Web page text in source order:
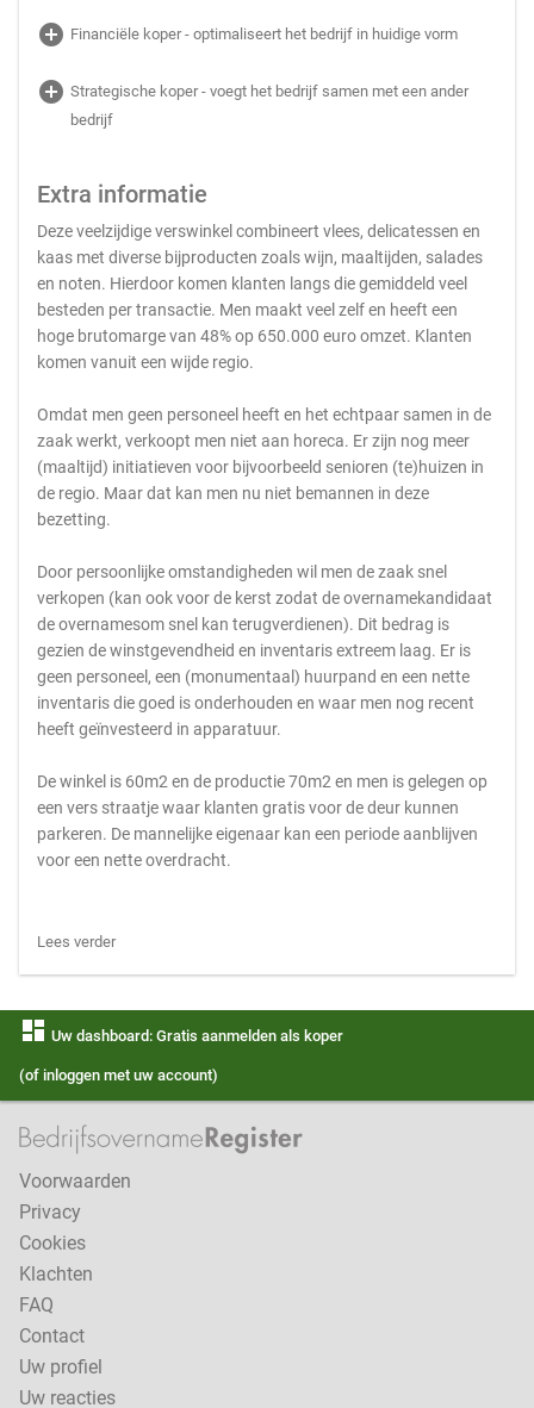
add_circle Financiële koper - optimaliseert het bedrijf in huidige vorm
add_circle Strategische koper - voegt het bedrijf samen met een ander
bedrijf
Extra informatie
Deze veelzijdige verswinkel combineert vlees, delicatessen en
kaas met diverse bijproducten zoals wijn, maaltijden, salades
en noten. Hierdoor komen klanten langs die gemiddeld veel
besteden per transactie. Men maakt veel zelf en heeft een
hoge brutomarge van 48% op 650.000 euro omzet. Klanten
komen vanuit een wijde regio.
Omdat men geen personeel heeft en het echtpaar samen in de
zaak werkt, verkoopt men niet aan horeca. Er zijn nog meer
(maaltijd) initiatieven voor bijvoorbeeld senioren (te)huizen in
de regio. Maar dat kan men nu niet bemannen in deze
bezetting.
Door persoonlijke omstandigheden wil men de zaak snel
verkopen (kan ook voor de kerst zodat de overnamekandidaat
de overnamesom snel kan terugverdienen). Dit bedrag is
gezien de winstgevendheid en inventaris extreem laag. Er is
geen personeel, een (monumentaal) huurpand en een nette
inventaris die goed is onderhouden en waar men nog recent
heeft geïnvesteerd in apparatuur.
De winkel is 60m2 en de productie 70m2 en men is gelegen op
een vers straatje waar klanten gratis voor de deur kunnen
parkeren. De mannelijke eigenaar kan een periode aanblijven
voor een nette overdracht.
Lees verder
dashboard Uw dashboard: Gratis aanmelden als koper
(of inloggen met uw account)
Voorwaarden
Privacy
Cookies
Klachten
FAQ
Contact
Uw profiel
Uw reacties